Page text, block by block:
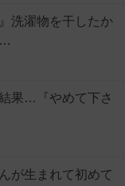
洗濯物を干したか
…
果…『やめて下さ
が生まれて初めて